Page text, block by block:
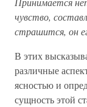
чувство,
страшится, он
В этих
различные
ясностью и
сущность этой